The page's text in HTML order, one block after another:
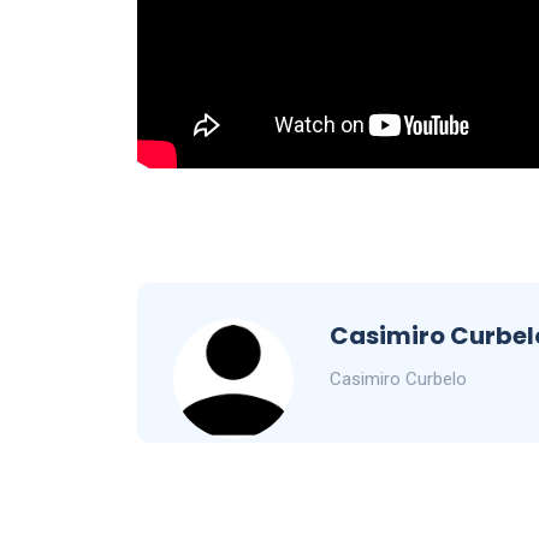
Casimiro
Casimiro Curbelo